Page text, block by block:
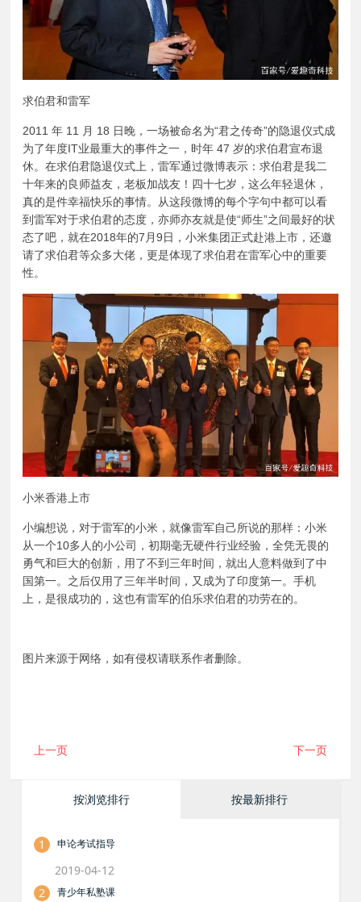
求伯君和雷军
2011 年 11 月 18 日晚，一场被命名为“君之传奇”的隐退仪式成
为了年度IT业最重大的事件之一，时年 47 岁的求伯君宣布退
休。在求伯君隐退仪式上，雷军通过微博表示：求伯君是我二
十年来的良师益友，老板加战友！四十七岁，这么年轻退休，
真的是件幸福快乐的事情。从这段微博的每个字句中都可以看
到雷军对于求伯君的态度，亦师亦友就是使“师生”之间最好的状
态了吧，就在2018年的7月9日，小米集团正式赴港上市，还邀
请了求伯君等众多大佬，更是体现了求伯君在雷军心中的重要
性。
小米香港上市
小编想说，对于雷军的小米，就像雷军自己所说的那样：小米
从一个10多人的小公司，初期毫无硬件行业经验，全凭无畏的
勇气和巨大的创新，用了不到三年时间，就出人意料做到了中
国第一。之后仅用了三年半时间，又成为了印度第一。手机
上，是很成功的，这也有雷军的伯乐求伯君的功劳在的。
图片来源于网络，如有侵权请联系作者删除。
上一页 下一页
按浏览排行 按最新排行
1 申论考试指导
2019-04-12
2
青少年私塾课